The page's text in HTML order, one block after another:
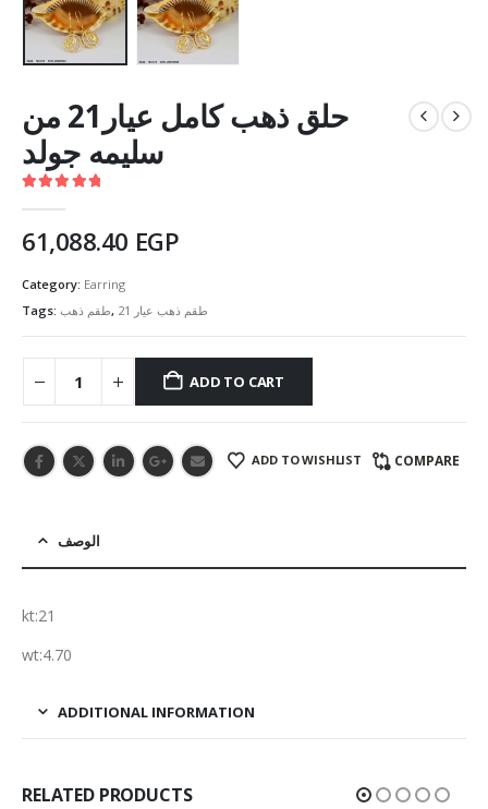
حلق ذهب كامل عيار21 من
سليمه جولد
61,088.40 EGP
Category: Earring
Tags: طقم ذهب, طقم ذهب عيار 21
ADD TO CART
ADD TO WISHLIST COMPARE
الوصف
kt:21
wt:4.70
ADDITIONAL INFORMATION
RELATED PRODUCTS